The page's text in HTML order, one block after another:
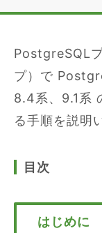
PostgreSQL
プ）で
8.4系、9.1系
る手順を説明
目次
はじめに